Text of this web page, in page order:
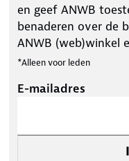
en geef ANWB
benaderen over de
ANWB (web)winkel
*Alleen voor leden
E-mailadres